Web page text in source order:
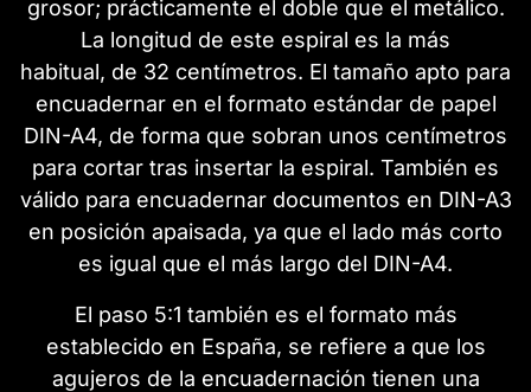
grosor; prácticamente el doble que el metálico.
La longitud de este espiral es la más
habitual, de 32 centímetros. El tamaño apto para
encuadernar en el formato estándar de papel
DIN-A4, de forma que sobran unos centímetros
para cortar tras insertar la espiral. También es
válido para encuadernar documentos en DIN-A3
en posición apaisada, ya que el lado más corto
es igual que el más largo del DIN-A4.
El paso 5:1 también es el formato más
establecido en España, se refiere a que los
agujeros de la encuadernación tienen una